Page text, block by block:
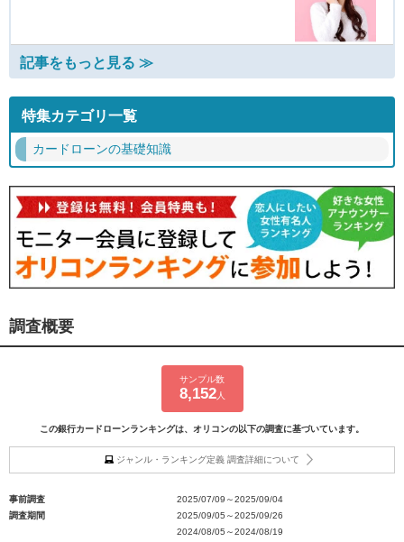
記事をもっと見る ≫
特集カテゴリ一覧
カードローンの基礎知識
調査概要
サンプル数
8,152人
この銀行カードローンランキングは、オリコンの以下の調査に基づいています。
ジャンル・ランキング定義 調査詳細について
事前調査
2025/07/09～2025/09/04
調査期間
2025/09/05～2025/09/26
2024/08/05～2024/08/19